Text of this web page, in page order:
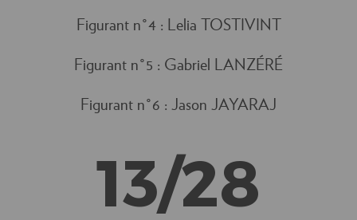
Figurant n°4 : Lelia TOSTIVINT
Figurant n°5 : Gabriel LANZÉRÉ
Figurant n°6 : Jason JAYARAJ
13/28